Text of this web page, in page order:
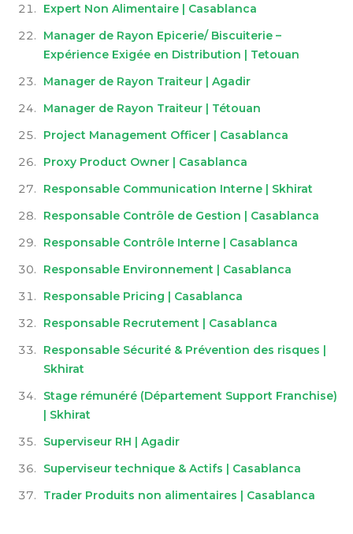
Expert Non Alimentaire | Casablanca
Manager de Rayon Epicerie/ Biscuiterie –
Expérience Exigée en Distribution | Tetouan
Manager de Rayon Traiteur | Agadir
Manager de Rayon Traiteur | Tétouan
Project Management Officer | Casablanca
Proxy Product Owner | Casablanca
Responsable Communication Interne | Skhirat
Responsable Contrôle de Gestion | Casablanca
Responsable Contrôle Interne | Casablanca
Responsable Environnement | Casablanca
Responsable Pricing | Casablanca
Responsable Recrutement | Casablanca
Responsable Sécurité & Prévention des risques |
Skhirat
Stage rémunéré (Département Support Franchise)
| Skhirat
Superviseur RH | Agadir
Superviseur technique & Actifs | Casablanca
Trader Produits non alimentaires | Casablanca